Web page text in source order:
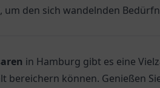
den sich wandelnden
in Hamburg gibt es eine
bereichern können. Genießen